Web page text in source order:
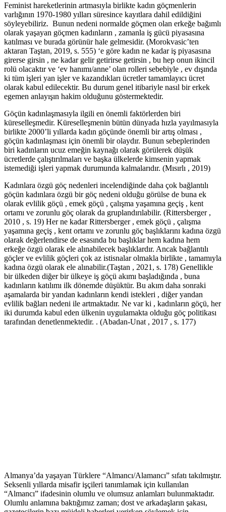
Feminist hareketlerinin artmasıyla birlikte kadın göçmenlerin
varlığının 1970-1980 yılları süresince kayıtlara dahil edildiğini
söyleyebiliriz. Bunun nedeni normalde göçmen olan erkeğe bağımlı
olarak yaşayan göçmen kadınların , zamanla iş gücü piyasasına
katılması ve burada görünür hale gelmesidir. (Morokvasic’ten
aktaran Taştan, 2019, s. 555) ‘e göre kadın ne kadar iş piyasasına
girerse girsin , ne kadar gelir getirirse getirsin , bu hep onun ikincil
rolü olacaktır ve ‘ev hanımı/anne’ olan rolleri sebebiyle , ev dışında
ki tüm işleri yan işler ve kazandıkları ücretler tamamlayıcı ücret
olarak kabul edilecektir. Bu durum genel itibariyle nasıl bir erkek
egemen anlayışın hakim olduğunu göstermektedir.
Göçün kadınlaşmasıyla ilgili en önemli faktörlerden biri
küreselleşmedir. Küreselleşmenin bütün dünyada hızla yayılmasıyla
birlikte 2000’li yıllarda kadın göçünde önemli bir artış olması ,
göçün kadınlaşması için önemli bir olaydır. Bunun sebeplerinden
biri kadınların ucuz emeğin kaynağı olarak görülerek düşük
ücretlerde çalıştırılmaları ve başka ülkelerde kimsenin yapmak
istemediği işleri yapmak durumunda kalmalarıdır. (Mısırlı , 2019)
Kadınlara özgü göç nedenleri incelendiğinde daha çok bağlantılı
göçün kadınlara özgü bir göç nedeni olduğu görülse de buna ek
olarak evlilik göçü , emek göçü , çalışma yaşamına geçiş , kent
ortamı ve zorunlu göç olarak da gruplandırılabilir. (Rittersberger ,
2010 , s. 19) Her ne kadar Rittersberger , emek göçü , çalışma
yaşamına geçiş , kent ortamı ve zorunlu göç başlıklarını kadına özgü
olarak değerlendirse de esasında bu başlıklar hem kadına hem
erkeğe özgü olarak ele alınabilecek başlıklardır. Ancak bağlantılı
göçler ve evlilik göçleri çok az istisnalar olmakla birlikte , tamamıyla
kadına özgü olarak ele alınabilir.(Taştan , 2021, s. 178) Genellikle
bir ülkeden diğer bir ülkeye iş göçü akımı başladığında , buna
kadınların katılımı ilk dönemde düşüktür. Bu akım daha sonraki
aşamalarda bir yandan kadınların kendi istekleri , diğer yandan
evlilik bağları nedeni ile artmaktadır. Ne var ki , kadınların göçü, her
iki durumda kabul eden ülkenin uygulamakta olduğu göç politikası
tarafından denetlenmektedir. . (Abadan-Unat , 2017 , s. 177)
Almanya’da yaşayan Türklere “Almancı/Alamancı” sıfatı takılmıştır.
Seksenli yıllarda misafir işçileri tanımlamak için kullanılan
“Almancı” ifadesinin olumlu ve olumsuz anlamları bulunmaktadır.
Olumlu anlamına baktığımız zaman; dost ve arkadaşların şakası,